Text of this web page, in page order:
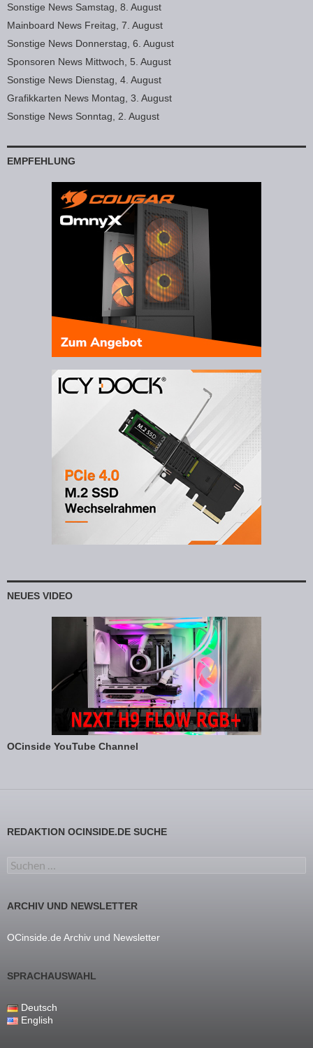
Sonstige News Samstag, 8. August
Mainboard News Freitag, 7. August
Sonstige News Donnerstag, 6. August
Sponsoren News Mittwoch, 5. August
Sonstige News Dienstag, 4. August
Grafikkarten News Montag, 3. August
Sonstige News Sonntag, 2. August
EMPFEHLUNG
NEUES VIDEO
OCinside YouTube Channel
REDAKTION OCINSIDE.DE SUCHE
Suchen nach:
ARCHIV UND NEWSLETTER
OCinside.de Archiv und Newsletter
SPRACHAUSWAHL
Deutsch
English